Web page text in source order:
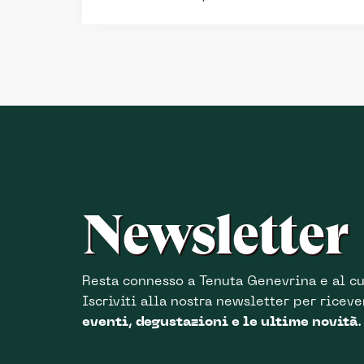
Newsletter
Resta connesso a Tenuta Genevrina e al
Iscriviti alla nostra newsletter per
eventi, degustazioni e le ultime novità.